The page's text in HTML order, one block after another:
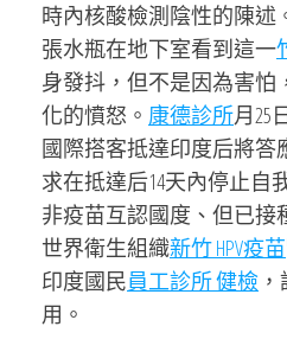
時內核酸檢測陰性的陳述
張水瓶在地下室看到這一
身發抖，但不是因為害怕
化的憤怒。 康德診所月25
國際搭客抵達印度后將答
求在抵達后14天內停止自
非疫苗互認國度、但已接
世界衛生組織新竹 HPV疫苗
印度國民員工診所 健檢
用。